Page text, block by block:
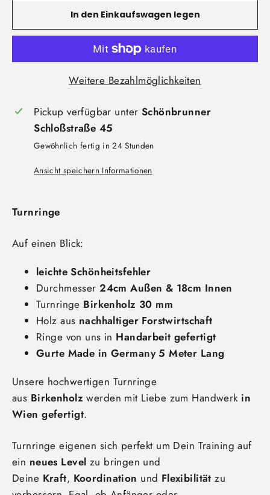
In den Einkaufswagen legen
Weitere Bezahlmöglichkeiten
Pickup verfügbar unter Schönbrunner
Schloßstraße 45
Gewöhnlich fertig in 24 Stunden
Ansicht speichern Informationen
Turnringe
Auf einen Blick:
leichte Schönheitsfehler
Durchmesser24cm Außen & 18cm Innen
Turnringe Birkenholz 30 mm
Holz aus nachhaltiger Forstwirtschaft
Ringe von uns in Handarbeit gefertigt
Gurte Made in Germany 5 Meter Lang
Unsere hochwertigen Turnringe
aus Birkenholz werden mit Liebe zum Handwerk in
Wien gefertigt.
Turnringe eigenen sich perfekt um Dein Training auf
ein neues Level zu bringen und
Deine Kraft, Koordination und Flexibilität zu